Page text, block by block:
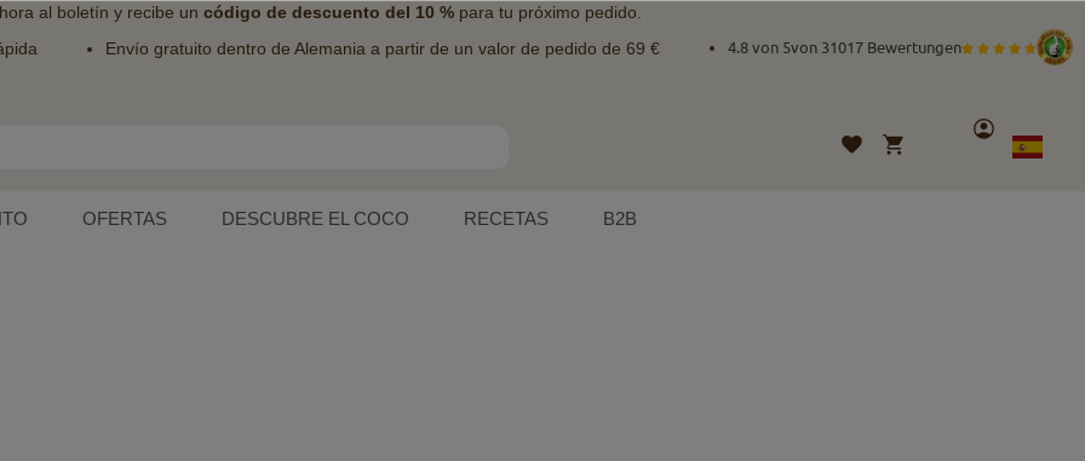
al boletín y recibe un código de descuento del 10 %para tu próximo pedido.
Envío gratuito dentro de Alemania a partir de un valor de pedido de 69 € 4.8 von 5von 31017 Bewertungen
Lista
Mi cesta
Cuenta
Lenguaje
Spanish
OFERTAS DESCUBRE EL COCO RECETAS B2B